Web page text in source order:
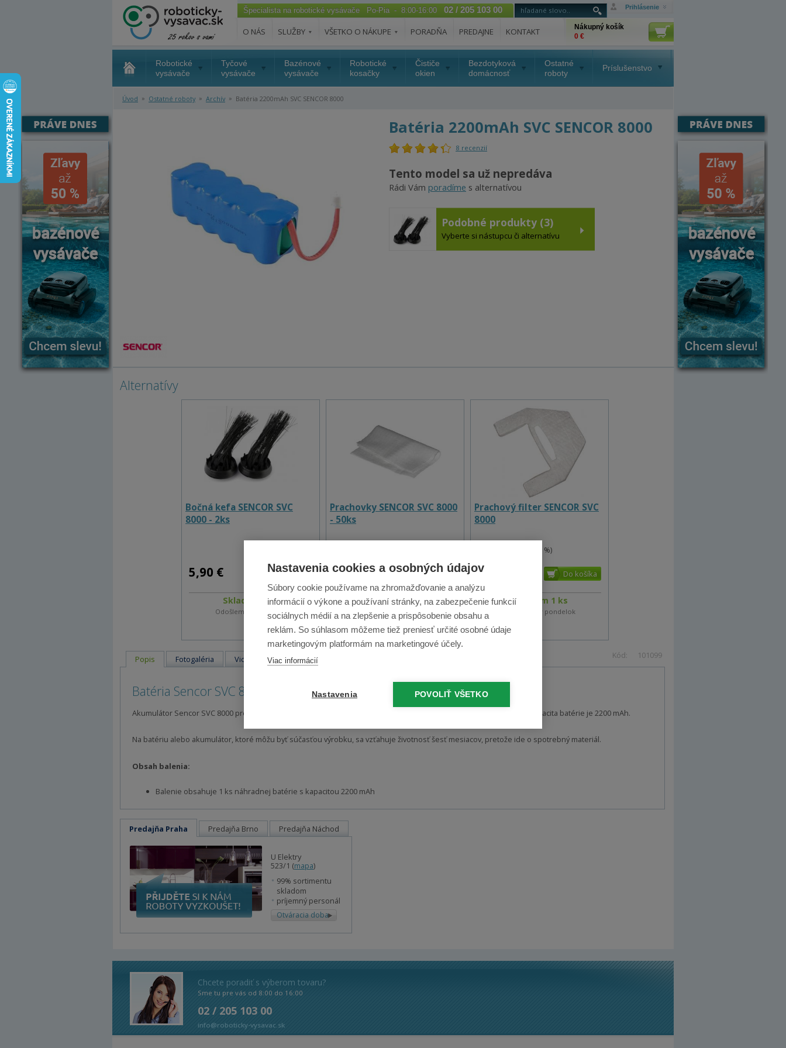
Prihlásenie
Špecialista na robotické vysávače Po-Pia - 8:00-16:00 02 / 205 103 00
O NÁS SLUŽBY VŠETKO O NÁKUPE PORADŇA PREDAJNE KONTAKT
Nákupný košík
0 €
Robotické
vysávače
Tyčové
vysávače
Bazénové
vysávače
Robotické
kosačky
Čističe
okien
Bezdotyková
domácnosť
Ostatné
roboty
Príslušenstvo
Úvod » Ostatné roboty » Archív » Batéria 2200mAh SVC SENCOR 8000
Batéria 2200mAh SVC SENCOR 8000
8 recenzií
Tento model sa už nepredáva
Rádi Vám poradíme s alternatívou
Podobné produkty (3)
Vyberte si nástupcu či alternatívu
Alternatívy
Bočná kefa SENCOR SVC
8000 - 2ks
5,90 €
Skladom 5 ks
Odošleme v pondelok
Prachovky SENCOR SVC 8000
- 50ks
11,30 €
Skladom > 5 ks
Odošleme v pondelok
Prachový filter SENCOR SVC
8000
(80 %)
1,80 €
Skladom 1 ks
Odošleme v pondelok
Kód: 101099
Popis Fotogaléria Videá Príslušenstvo
Batéria Sencor SVC 8000:
Akumulátor Sencor SVC 8000 pre vysávače Sencor SVC 8000 S a B s nižšou kapacitou. Typ batérie je Ni-MH batéria. Kapacita batérie je 2200 mAh.
Na batériu alebo akumulátor, ktoré môžu byť súčasťou výrobku, sa vzťahuje životnosť šesť mesiacov, pretože ide o spotrebný materiál.
Obsah balenia:
Balenie obsahuje 1 ks náhradnej batérie s kapacitou 2200 mAh
Predajňa Praha Predajňa Brno Predajňa Náchod
U Elektry
523/1 (mapa)
99% sortimentu
skladom
príjemný personál
Otváracia doba
Chcete poradiť s výberom tovaru?
Sme tu pre vás od 8:00 do 16:00
02 / 205 103 00
info@roboticky-vysavac.sk
Nastavenia cookies a osobných údajov
Súbory cookie používame na zhromažďovanie a analýzu
informácií o výkone a používaní stránky, na zabezpečenie funkcií
sociálnych médií a na zlepšenie a prispôsobenie obsahu a
reklám. So súhlasom môžeme tiež preniesť určité osobné údaje
marketingovým platformám na marketingové účely.
Viac informácií
Nastavenia POVOLIŤ VŠETKO